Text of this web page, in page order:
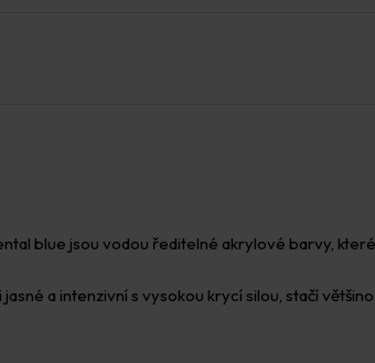
blue jsou vodou ředitelné akrylové barvy,
a intenzivní s vysokou krycí silou, stačí většino